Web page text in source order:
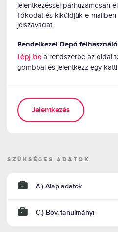
jelentkezéssel párhuzamosan
fiókodat és kiküldjük e-
jelszavadat.
Rendelkezel Depó
Lépj bea rendszerbe az oldal
gombbal és jelentkezz egy
Jelentkezés
SZÜKSÉGES ADATOK
A.) Alap adatok
C.) Bőv. tanulmányi